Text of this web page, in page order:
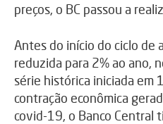
preços, o BC passou a
Antes do início do ciclo de
reduzida para 2% ao ano,
série histórica iniciada em
contração econômica
covid-19, o Banco Central